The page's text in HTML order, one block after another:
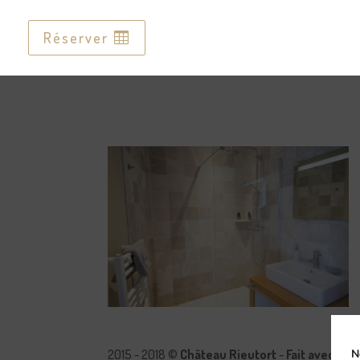
Réserver
2015 - 2018 © Château Rieutort - Fait avec